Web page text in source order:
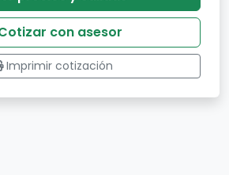
con asesor
Imprimir cotización